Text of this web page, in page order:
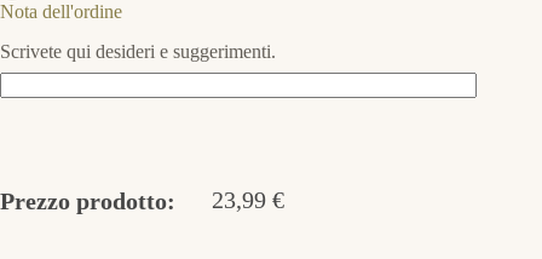
Nota dell'ordine
Scrivete qui desideri e suggerimenti.
Prezzo prodotto: 23,99 €